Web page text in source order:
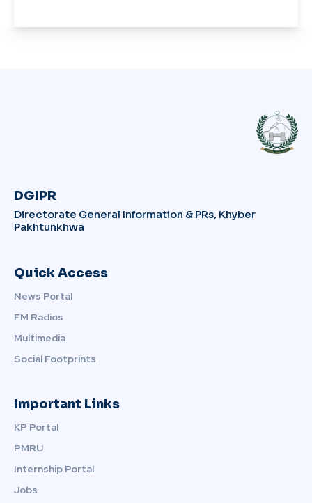
DGIPR
Directorate General Information & PRs, Khyber
Pakhtunkhwa
Quick Access
News Portal
FM Radios
Multimedia
Social Footprints
Important Links
KP Portal
PMRU
Internship Portal
Jobs